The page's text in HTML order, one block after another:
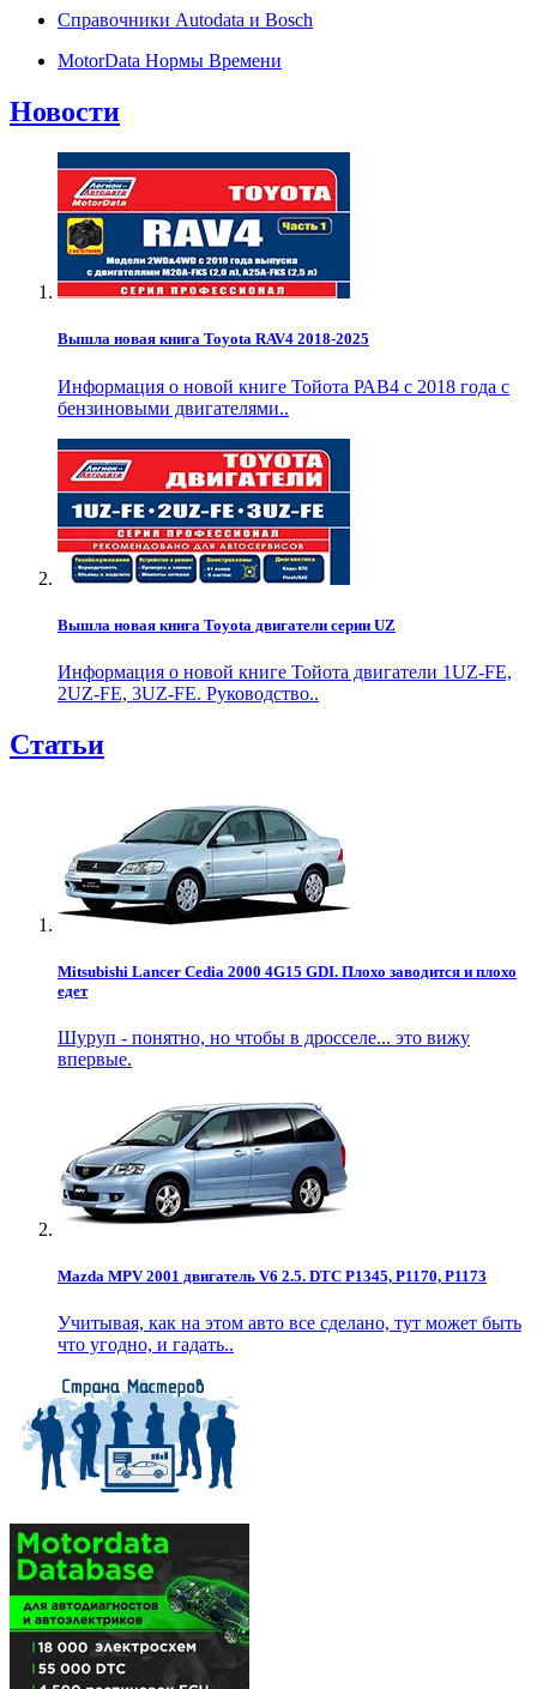
Справочники Autodata и Bosch
MotorData Нормы Времени
Новости
Вышла новая книга Toyota RAV4 2018-2025
Информация о новой книге Тойота РАВ4 с 2018 года с
бензиновыми двигателями..
Вышла новая книга Toyota двигатели серии UZ
Информация о новой книге Тойота двигатели 1UZ-FE,
2UZ-FE, 3UZ-FE. Руководство..
Статьи
Mitsubishi Lancer Cedia 2000 4G15 GDI. Плохо заводится и плохо
едет
Шуруп - понятно, но чтобы в дросселе... это вижу
впервые.
Mazda MPV 2001 двигатель V6 2.5. DTC P1345, P1170, P1173
Учитывая, как на этом авто все сделано, тут может быть
что угодно, и гадать..